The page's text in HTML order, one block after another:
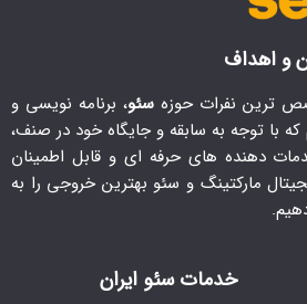
و اهداف
ترین نفرات حوزه سئو، برنامه نویسی و
با توجه به سابقه و جایگاه خود در صنف،
دهنده های حرفه ای و قابل اطمینان
مارکتینگ و سئو بهترین خروجی را به
خدمات سئو ایران